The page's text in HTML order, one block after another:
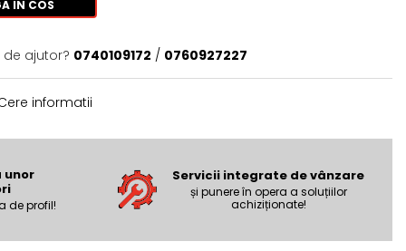
IN COS
de ajutor? 0740109172 / 0760927227
informatii
de profil!
Servicii integrate de vânzare
și punere în opera a soluțiilor
achiziționate!